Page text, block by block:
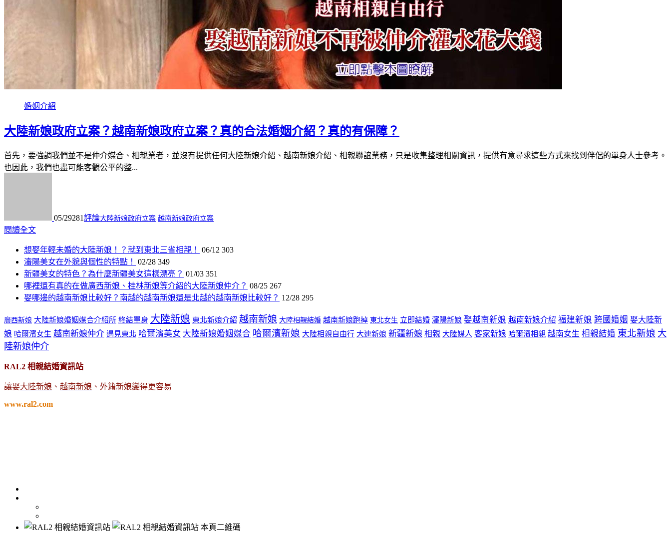
婚姻介紹
大陸新娘政府立案？越南新娘政府立案？真的合法婚姻介紹？真的有保障？
首先，要強調我們並不是仲介媒合、相親業者，並沒有提供任何大陸新娘介紹、越南新娘介紹、相親聯誼業務，只是收集整理相關資訊，提供有意尋求這些方式來找到伴侶的單身人士參考。
也因此，我們也盡可能客觀公平的整...
05/29281評論大陸新娘政府立案 越南新娘政府立案
閱讀全文
想娶年輕未婚的大陸新娘！？就到東北三省相親！ 06/12 303
瀋陽美女在外貌與個性的特點！
02/28 349
新疆美女的特色？為什麼新疆美女這樣漂亮？ 01/03 351
哪裡還有真的在做廣西新娘、桂林新娘等介紹的大陸新娘仲介？ 08/25 267
娶哪邊的越南新娘比較好？南越的越南新娘還是北越的越南新娘比較好？ 12/28 295
廣西新娘 大陸新娘婚姻媒合介紹所 終結單身 大陸新娘 東北新娘介紹 越南新娘 大陸相親結婚 越南新娘跑掉 東北女生 立即結婚 瀋陽新娘 娶越南新娘 越南新娘介紹 福建新娘 跨國婚姻 娶大陸新
娘 哈爾濱女生 越南新娘仲介 遇見東北 哈爾濱美女 大陸新娘婚姻媒合 哈爾濱新娘 大陸相親自由行 大連新娘 新疆新娘 相親 大陸媒人 客家新娘 哈爾濱相親 越南女生 相親結婚 東北新娘 大
陸新娘仲介
RAL2 相親結婚資訊站
讓娶大陸新娘 、 越南新娘 、外籍新娘變得更容易
www.ral2.com
本頁二維碼